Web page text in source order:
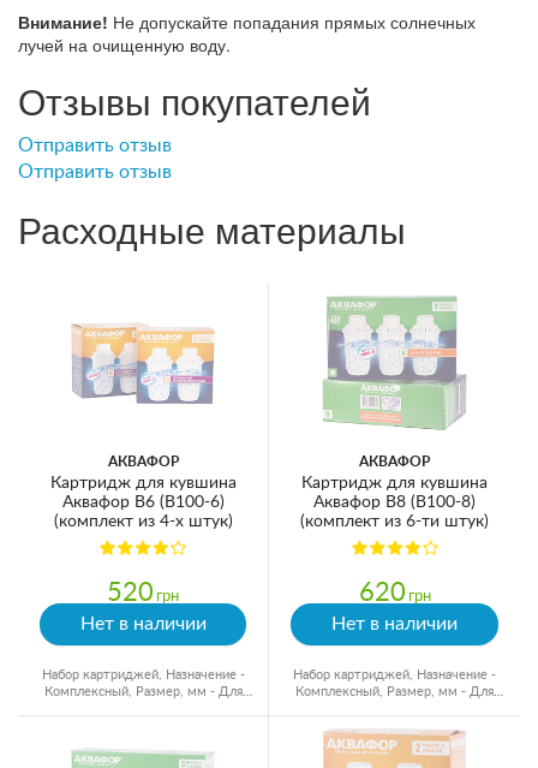
Внимание! Не допускайте попадания прямых солнечных
лучей на очищенную воду.
Отзывы покупателей
Отправить отзыв
Отправить отзыв
Расходные материалы
АКВАФОР
Картридж для кувшина
Аквафор В6 (В100-6)
(комплект из 4-х штук)
520 грн
Нет в наличии
Набор картриджей, Назначение -
Комплексный, Размер, мм - Для
АКВАФОР
Картридж для кувшина
Аквафор В8 (В100-8)
(комплект из 6-ти штук)
620 грн
Нет в наличии
Набор картриджей, Назначение -
Комплексный, Размер, мм - Для